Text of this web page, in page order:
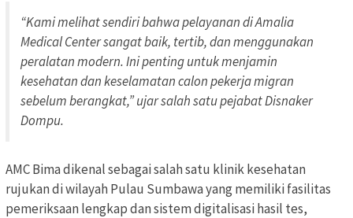
“Kami melihat sendiri bahwa pelayanan di Amalia
Medical Center sangat baik, tertib, dan menggunakan
peralatan modern. Ini penting untuk menjamin
kesehatan dan keselamatan calon pekerja migran
sebelum berangkat,” ujar salah satu pejabat Disnaker
Dompu.
AMC Bima dikenal sebagai salah satu klinik kesehatan
rujukan di wilayah Pulau Sumbawa yang memiliki fasilitas
pemeriksaan lengkap dan sistem digitalisasi hasil tes,